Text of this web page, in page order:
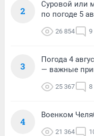
2
Суровой или
по погоде 5
26 854 9
3
Погода 4
— важные
25 367 8
4
Военком
21 364